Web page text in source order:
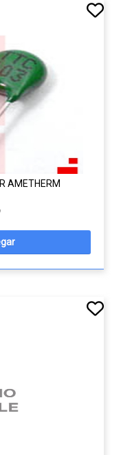
AMETHERM